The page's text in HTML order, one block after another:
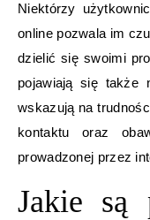
Niektórzy
online pozwala im
dzielić się swoimi
pojawiają się także
wskazują na
kontaktu oraz
prowadzonej przez
Jakie są